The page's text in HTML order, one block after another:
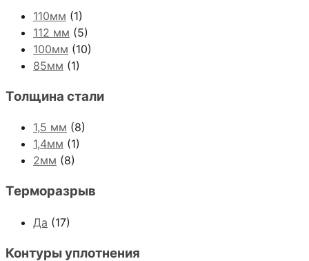
110мм (1)
112 мм (5)
100мм (10)
85мм (1)
Толщина стали
1,5 мм (8)
1,4мм (1)
2мм (8)
Терморазрыв
Да (17)
Контуры уплотнения